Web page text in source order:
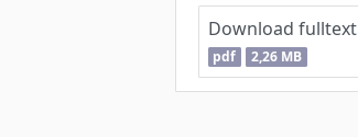
Download fulltext
pdf 2,26 MB